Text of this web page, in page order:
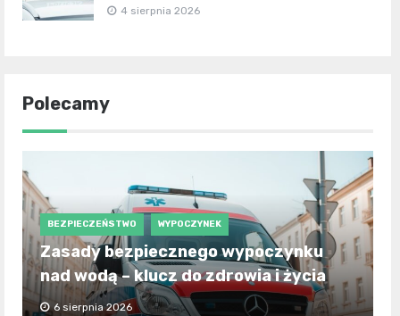
4 sierpnia 2026
Polecamy
BEZPIECZEŃSTWO WYPOCZYNEK
Zasady bezpiecznego wypoczynku
nad wodą – klucz do zdrowia i życia
6 sierpnia 2026